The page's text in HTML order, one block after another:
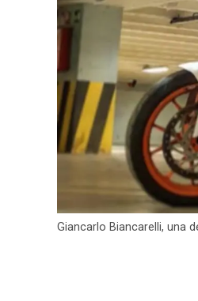
Giancarlo Biancarelli, una